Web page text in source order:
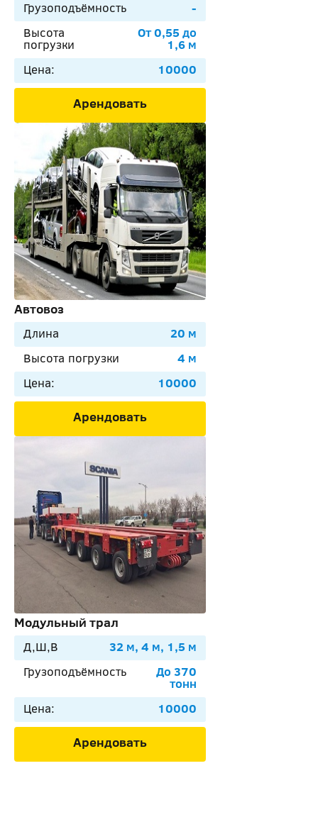
Грузоподъёмность
-
Высота
погрузки
От 0,55 до
1,6 м
Цена:
10000
Арендовать
Автовоз
Длина
20 м
Высота погрузки
4 м
Цена:
10000
Арендовать
Модульный трал
Д,Ш,В
32 м, 4 м, 1,5 м
Грузоподъёмность
До 370
тонн
Цена:
10000
Арендовать